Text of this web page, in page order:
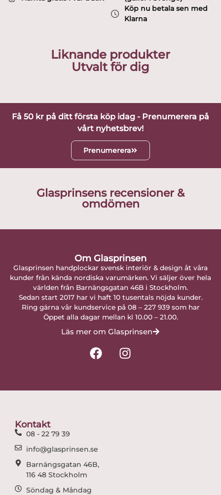
Köp nu betala sen med
Klarna
Liknande produkter
Utvalt för dig
Få 50 kr på ditt första köp idag - Prenumerera på
vårt nyhetsbrev!
Prenumerera
Glasprinsens recensioner &
omdömen
Om Glasprinsen
Glasprinsen handplockar svensk interiör & design åt våra
kunder från kända nordiska varumärken. Vi säljer över hela
världen från Barnängsgatan 46B i Stockholm.
Sedan start 2017 har vi haft 10 tusentals nöjda kunder.
Ring gärna vår kundservice på 08 – 227 939 som har
Öppet alla dagar mellan kl 10.00 – 21.00.
Läs mer om Glasprinsen
F
a
I
n
Kontakt
08 - 22 79 39
info@glasprinsen.se
Barnängsgatan 46B,
116 48 Stockholm
Söndag & Måndag